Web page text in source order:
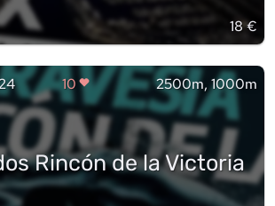
18 €
10 2500m, 1000m
Rincón de la Victoria